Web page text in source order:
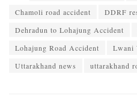
Chamoli road accident
DDRF
Dehradun to Lohajung Accident
Lohajung Road Accident
Lwani
Uttarakhand news
uttarakhand